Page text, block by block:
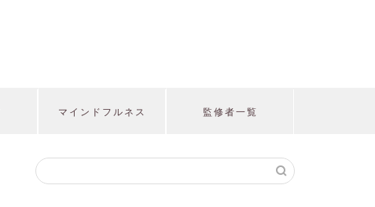
マインドフルネス 監修者一覧